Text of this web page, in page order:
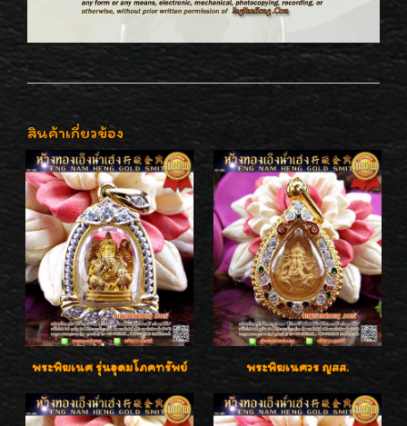
สินค้าเกี่ยวข้อง
พระพิฆเนศ รุ่นอุดมโภคทรัพย์ พระพิฆเนศวร ญสส.